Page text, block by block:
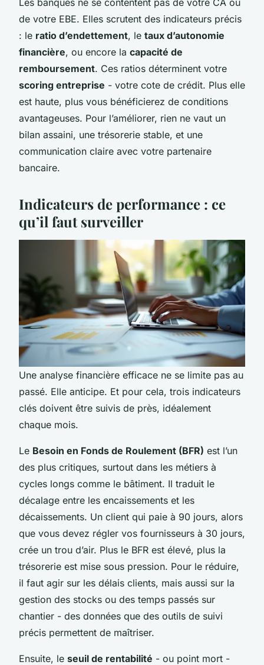
de votre EBE. Elles scrutent des indicateurs précis
: le ratio d’endettement, le taux d’autonomie
financière, ou encore la capacité de
remboursement. Ces ratios déterminent votre
scoring entreprise - votre cote de crédit. Plus elle
est haute, plus vous bénéficierez de conditions
avantageuses. Pour l’améliorer, rien ne vaut un
bilan assaini, une trésorerie stable, et une
communication claire avec votre partenaire
bancaire.
Indicateurs de performance : ce
qu’il faut surveiller
Une analyse financière efficace ne se limite pas au
passé. Elle anticipe. Et pour cela, trois indicateurs
clés doivent être suivis de près, idéalement
chaque mois.
Le Besoin en Fonds de Roulement (BFR) est l’un
des plus critiques, surtout dans les métiers à
cycles longs comme le bâtiment. Il traduit le
décalage entre les encaissements et les
décaissements. Un client qui paie à 90 jours, alors
que vous devez régler vos fournisseurs à 30 jours,
crée un trou d’air. Plus le BFR est élevé, plus la
trésorerie est mise sous pression. Pour le réduire,
il faut agir sur les délais clients, mais aussi sur la
gestion des stocks ou des temps passés sur
chantier - des données que des outils de suivi
précis permettent de maîtriser.
Ensuite, le seuil de rentabilité - ou point mort -